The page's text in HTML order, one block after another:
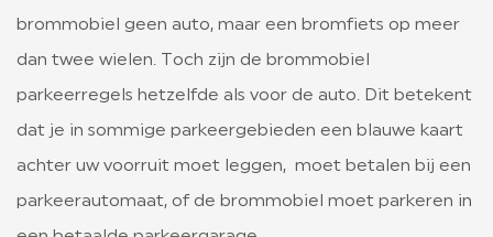
CONTACT
brommobiel geen auto, maar een bromfiets op meer
dan twee wielen. Toch zijn de brommobiel
parkeerregels hetzelfde als voor de auto. Dit betekent
dat je in sommige parkeergebieden een blauwe kaart
achter uw voorruit moet leggen, moet betalen bij een
parkeerautomaat, of de brommobiel moet parkeren in